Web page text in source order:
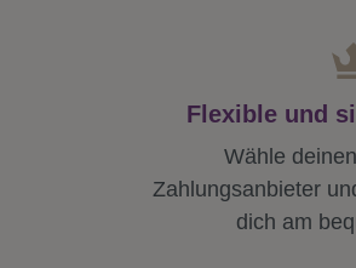
Flexible und
Wähle
Zahlungsanbieter
dich am